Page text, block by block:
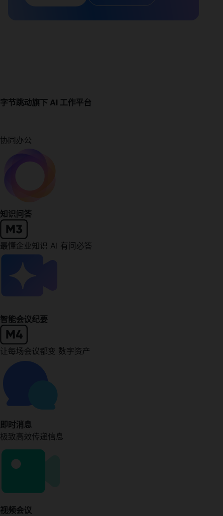
字节跳动旗下 AI 工作平台
协同办公
知识问答
最懂企业知识 AI 有问必答
智能会议纪要
让每场会议都变 数字资产
即时消息
极致高效传递信息
视频会议